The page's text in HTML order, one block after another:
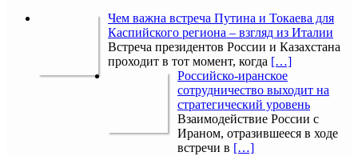
Чем важна встреча Путина и Токаева для
Каспийского региона – взгляд из Италии
Встреча президентов России и Казахстана
проходит в тот момент, когда […]
Российско-иранское
сотрудничество выходит на
стратегический уровень
Взаимодействие России с
Ираном, отразившееся в ходе
встречи в […]